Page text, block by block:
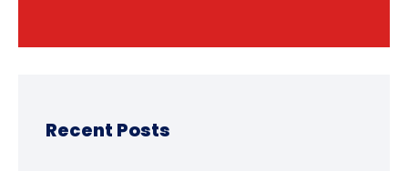
Recent Posts